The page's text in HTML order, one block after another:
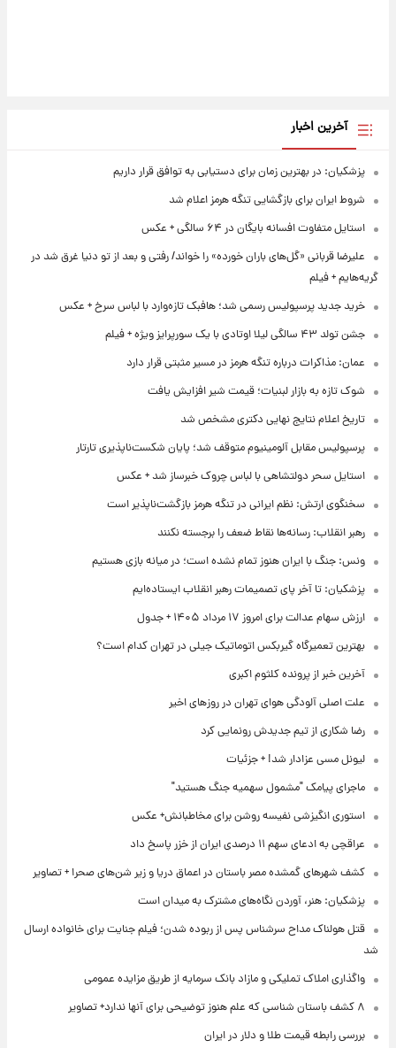
آخرین اخبار
پزشکیان: در بهترین زمان برای دستیابی به توافق قرار داریم
شروط ایران برای بازگشایی تنگه هرمز اعلام شد
استایل متفاوت افسانه بایگان در ۶۴ سالگی + عکس
علیرضا قربانی «گل‌های باران خورده» را خواند/ رفتی و بعد از تو دنیا غرق شد در
گریه‌هایم + فیلم
خرید جدید پرسپولیس رسمی شد؛ هافبک تازه‌وارد با لباس سرخ + عکس
جشن تولد ۴۳ سالگی لیلا اوتادی با یک سورپرایز ویژه + فیلم
عمان: مذاکرات درباره تنگه هرمز در مسیر مثبتی قرار دارد
شوک تازه به بازار لبنیات؛ قیمت شیر افزایش یافت
تاریخ اعلام نتایج نهایی دکتری مشخص شد
پرسپولیس مقابل آلومینیوم متوقف شد؛ پایان شکست‌ناپذیری تارتار
استایل سحر دولتشاهی با لباس چروک خبرساز شد + عکس
سخنگوی ارتش: نظم ایرانی در تنگه هرمز بازگشت‌ناپذیر است
رهبر انقلاب: رسانه‌ها نقاط ضعف را برجسته نکنند
ونس: جنگ با ایران هنوز تمام نشده است؛ در میانه بازی هستیم
پزشکیان: تا آخر پای تصمیمات رهبر انقلاب ایستاده‌ایم
ارزش سهام عدالت برای امروز ۱۷ مرداد ۱۴۰۵ + جدول
بهترین تعمیرگاه گیربکس اتوماتیک جیلی در تهران کدام است؟
آخرین خبر از پرونده کلثوم اکبری
علت اصلی آلودگی هوای تهران در روزهای اخیر
رضا شکاری از تیم جدیدش رونمایی کرد
لیونل مسی عزادار شد! + جزئیات
ماجرای پیامک "مشمول سهمیه جنگ هستید"
استوری انگیزشی نفیسه روشن برای مخاطبانش+ عکس
عراقچی به ادعای سهم ۱۱ درصدی ایران از خزر پاسخ داد
کشف شهرهای گمشده مصر باستان در اعماق دریا و زیر شن‌های صحرا + تصاویر
پزشکیان: هنر، آوردن نگاه‌های مشترک به میدان است
قتل هولناک مداح سرشناس پس از ربوده شدن؛ فیلم جنایت برای خانواده ارسال
شد
واگذاری املاک تملیکی و مازاد بانک سرمایه از طریق مزایده عمومی
۸ کشف باستان شناسی که علم هنوز توضیحی برای آنها ندارد+ تصاویر
بررسی رابطه قیمت طلا و دلار در ایران